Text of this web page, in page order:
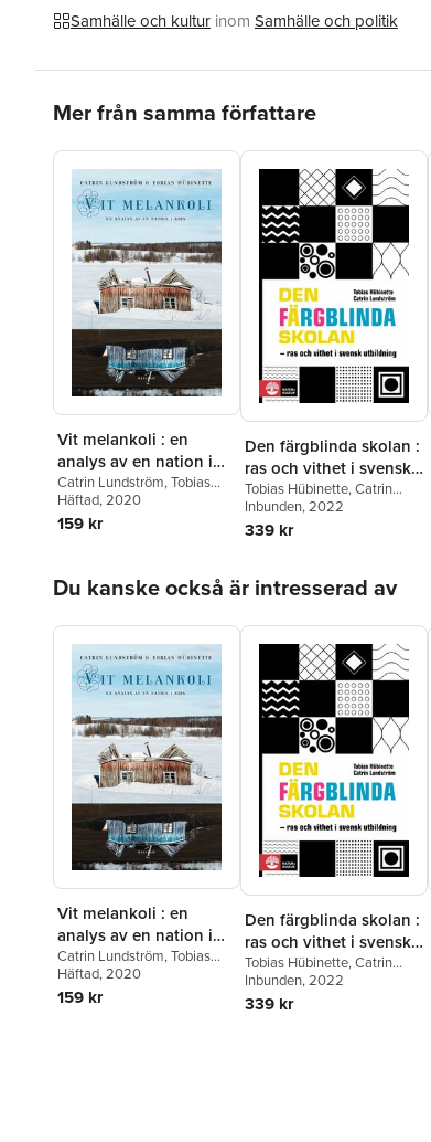
Samhälle och kultur inom Samhälle och politik
Mer från samma författare
Vit melankoli : en
analys av en nation i
kris
Catrin Lundström,Tobias
Hübinette
Häftad, 2020
159 kr
Den färgblinda skolan :
ras och vithet i svensk
utbildning
Tobias Hübinette,Catrin
Lundström
Inbunden, 2022
339 kr
Du kanske också är intresserad av
Vit melankoli : en
analys av en nation i
kris
Catrin Lundström,Tobias
Hübinette
Häftad, 2020
159 kr
Den färgblinda skolan :
ras och vithet i svensk
utbildning
Tobias Hübinette,Catrin
Lundström
Inbunden, 2022
339 kr